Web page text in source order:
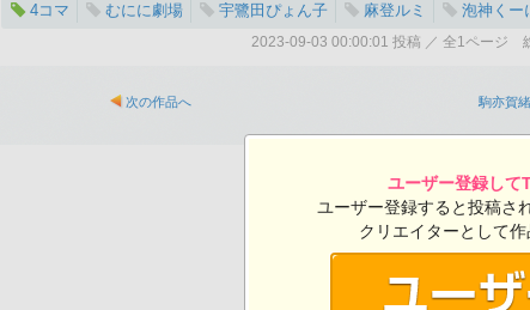
4コマ むにに劇場 宇鷺田ぴょん子 麻登ルミ 泡神くー
2023-09-03 00:00:01 投稿 ／ 全1ページ
次の作品へ 駒亦賀
ユーザー登録して
ユーザー登録すると投稿さ
クリエイターとして